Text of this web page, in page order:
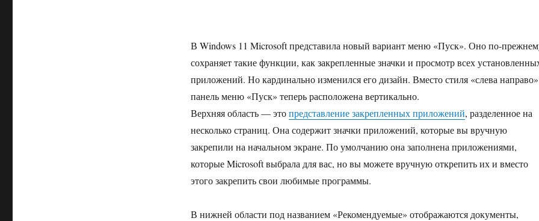
В Windows 11 Microsoft представила новый вариант меню «Пуск». Оно по-
сохраняет такие функции, как закрепленные значки и просмотр всех
приложений. Но кардинально изменился его дизайн. Вместо стиля «слева направо»
панель меню «Пуск» теперь расположена вертикально.
Верхняя область — этопредставление закрепленных приложений, разделенное на
несколько страниц. Она содержит значки приложений, которые вы вручную
закрепили на начальном экране. По умолчанию она заполнена приложениями,
которые Microsoft выбрала для вас, но вы можете вручную открепить их и вместо
этого закрепить свои любимые программы.
В нижней области под названием «Рекомендуемые» отображаются документы,